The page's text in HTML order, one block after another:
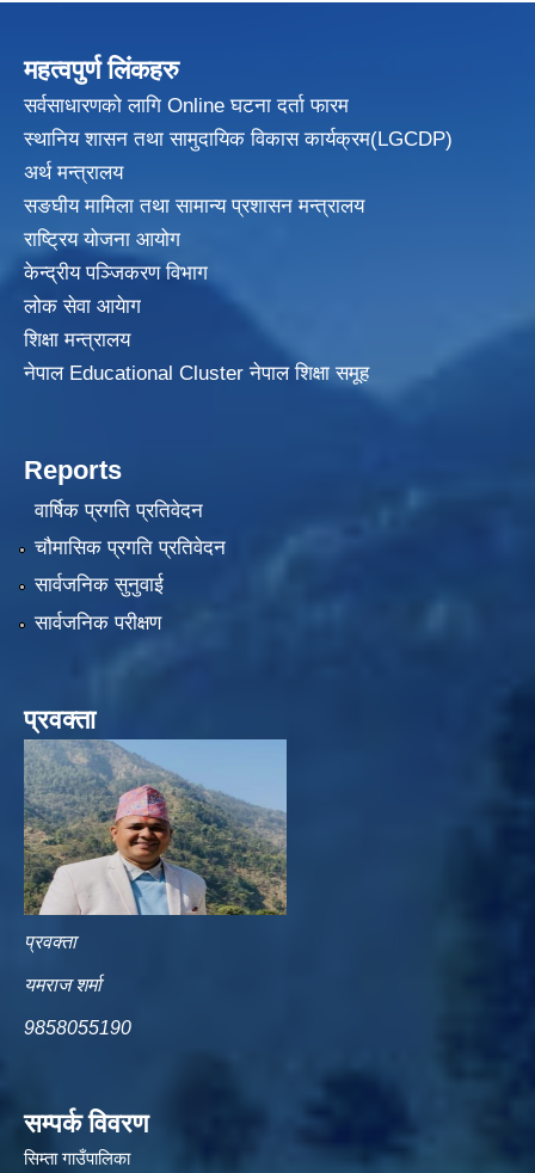
महत्वपुर्ण लिंकहरु
सर्वसाधारणको लागि Online घटना दर्ता फारम
स्थानिय शासन तथा सामुदायिक विकासकार्यक्रम(LGCDP)
अर्थ मन्त्रालय
सङघीय मामिला तथा सामान्य प्रशासन मन्त्रालय
राष्ट्रिय योजना आयोग
केन्द्रीय पञ्जिकरण विभाग
लोक सेवा आयेाग
शिक्षा मन्त्रालय
नेपाल Educational Cluster नेपाल शिक्षा समूह
Reports
वार्षिक प्रगति प्रतिवेदन
चौमासिक प्रगति प्रतिवेदन
सार्वजनिक सुनुवाई
सार्वजनिक परीक्षण
प्रवक्ता
प्रवक्ता
यमराज शर्मा
9858055190
सम्पर्क विवरण
सिम्ता गाउँपालिका